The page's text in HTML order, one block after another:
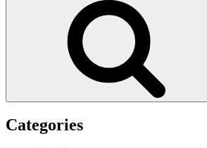
Categories